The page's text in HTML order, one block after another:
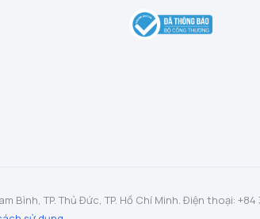
Bình, TP. Thủ Đức, TP. Hồ Chí Minh. Điện thoại: +84